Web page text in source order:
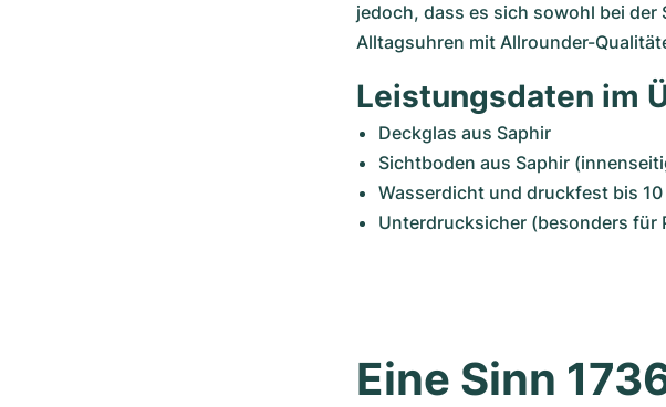
jedoch, dass es sich sowohl bei der
Alltagsuhren mit Allrounder-
Leistungsdaten im
Deckglas aus Saphir
Sichtboden aus Saphir
Wasserdicht und druckfest bis 10
Unterdrucksicher (besonders für
Eine Sinn